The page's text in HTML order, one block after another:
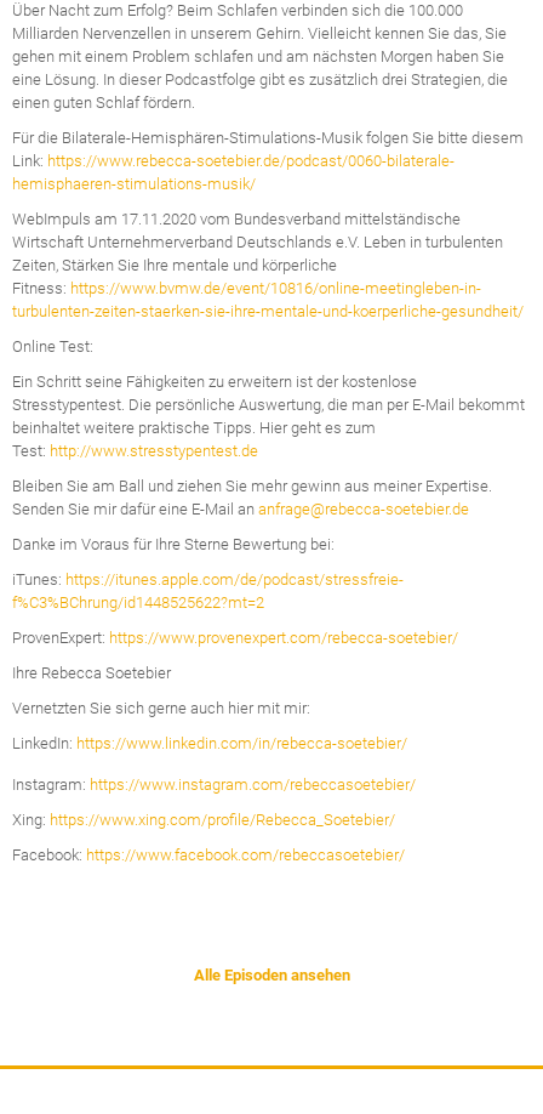
Über Nacht zum Erfolg? Beim Schlafen verbinden sich die 100.000
Milliarden Nervenzellen in unserem Gehirn. Vielleicht kennen Sie das, Sie
gehen mit einem Problem schlafen und am nächsten Morgen haben Sie
eine Lösung. In dieser Podcastfolge gibt es zusätzlich drei Strategien, die
einen guten Schlaf fördern.
Für die Bilaterale-Hemisphären-Stimulations-Musik folgen Sie bitte diesem
Link: https://www.rebecca-soetebier.de/podcast/0060-bilaterale-
hemisphaeren-stimulations-musik/
WebImpuls am 17.11.2020 vom Bundesverband mittelständische
Wirtschaft Unternehmerverband Deutschlands e.V. Leben in turbulenten
Zeiten, Stärken Sie Ihre mentale und körperliche
Fitness: https://www.bvmw.de/event/10816/online-meetingleben-in-
turbulenten-zeiten-staerken-sie-ihre-mentale-und-koerperliche-gesundheit/
Online Test:
Ein Schritt seine Fähigkeiten zu erweitern ist der kostenlose
Stresstypentest. Die persönliche Auswertung, die man per E-Mail bekommt
beinhaltet weitere praktische Tipps. Hier geht es zum
Test: http://www.stresstypentest.de
Bleiben Sie am Ball und ziehen Sie mehr gewinn aus meiner Expertise.
Senden Sie mir dafür eine E-Mail an anfrage@rebecca-soetebier.de
Danke im Voraus für Ihre Sterne Bewertung bei:
iTunes: https://itunes.apple.com/de/podcast/stressfreie-
f%C3%BChrung/id1448525622?mt=2
ProvenExpert: https://www.provenexpert.com/rebecca-soetebier/
Ihre Rebecca Soetebier
Vernetzten Sie sich gerne auch hier mit mir:
LinkedIn: https://www.linkedin.com/in/rebecca-soetebier/
Instagram: https://www.instagram.com/rebeccasoetebier/
Xing: https://www.xing.com/profile/Rebecca_Soetebier/
Facebook: https://www.facebook.com/rebeccasoetebier/
Alle Episoden ansehen